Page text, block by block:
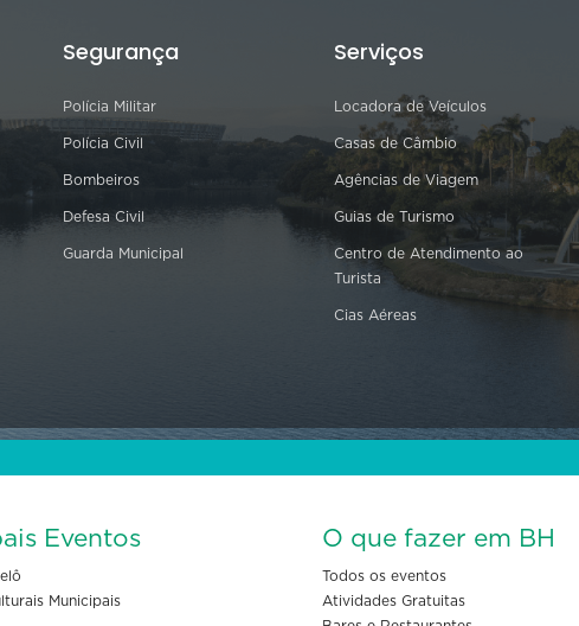
Segurança
Polícia Militar
Polícia Civil
Bombeiros
Defesa Civil
Guarda Municipal
Serviços
Locadora de Veículos
Casas de Câmbio
Agências de Viagem
Guias de Turismo
Centro de Atendimento ao
Turista
Cias Aéreas
Eventos
Municipais
O que fazer em BH
Todos os eventos
Atividades Gratuitas